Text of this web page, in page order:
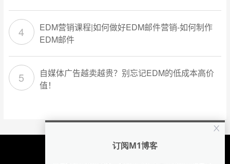
EDM营销课程|如何做好EDM邮件营销-如何制作
EDM邮件
自媒体广告越卖越贵？别忘记EDM的低成本高价
值！